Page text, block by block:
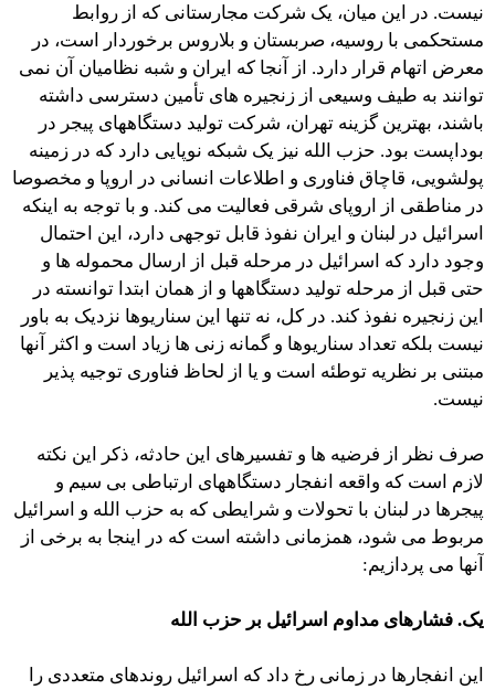
نیست. در این میان، یک شرکت مجارستانی که از روابط
مستحکمی با روسیه، صربستان و بلاروس برخوردار است، در
معرض اتهام قرار دارد. از آنجا که ایران و شبه نظامیان آن نمی
توانند به طیف وسیعی از زنجیره های تأمین دسترسی داشته
باشند، بهترین گزینه تهران، شرکت تولید دستگاههای پیجر در
بوداپست بود. حزب الله نیز یک شبکه نوپایی دارد که در زمینه
پولشویی، قاچاق فناوری و اطلاعات انسانی در اروپا و مخصوصا
در مناطقی از اروپای شرقی فعالیت می کند. و با توجه به اینکه
اسرائیل در لبنان و ایران نفوذ قابل توجهی دارد، این احتمال
وجود دارد که اسرائیل در مرحله قبل از ارسال محموله ها و
حتی قبل از مرحله تولید دستگاهها و از همان ابتدا توانسته در
این زنجیره نفوذ کند. در کل، نه تنها این سناریوها نزدیک به باور
نیست بلکه تعداد سناریوها و گمانه زنی ها زیاد است و اکثر آنها
مبتنی بر نظریه توطئه است و یا از لحاظ فناوری توجیه پذیر
نیست.
صرف نظر از فرضیه ها و تفسیرهای این حادثه، ذکر این نکته
لازم است که واقعه انفجار دستگاههای ارتباطی بی سیم و
پیجرها در لبنان با تحولات و شرایطی که به حزب الله و اسرائیل
مربوط می شود، همزمانی داشته است که در اینجا به برخی از
آنها می پردازیم:
یک. فشارهای مداوم اسرائیل بر حزب الله
این انفجارها در زمانی رخ داد که اسرائیل روندهای متعددی را